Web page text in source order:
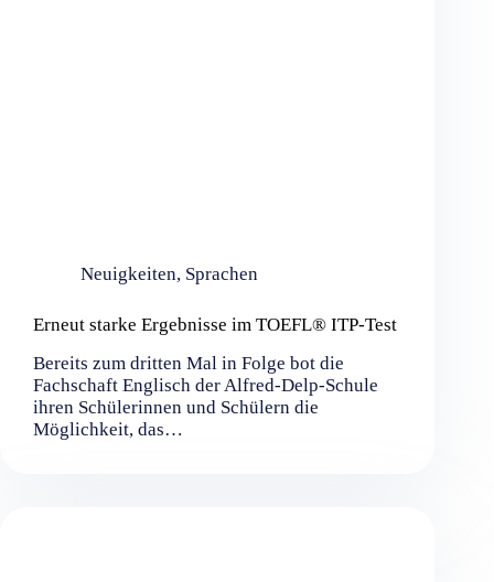
Neuigkeiten, Sprachen
Erneut starke Ergebnisse im TOEFL® ITP-Test
Bereits zum dritten Mal in Folge bot die
Fachschaft Englisch der Alfred-Delp-Schule
ihren Schülerinnen und Schülern die
Möglichkeit, das…